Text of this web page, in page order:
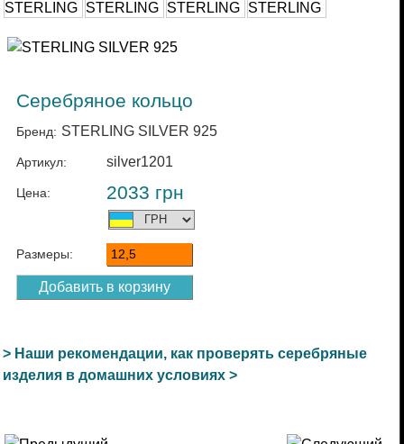
Серебряное кольцо
Бренд: STERLING SILVER 925
Артикул: silver1201
Цена: 2033 грн
Размеры: 12,5
> Наши рекомендации, как проверять серебряные
изделия в домашних условиях >